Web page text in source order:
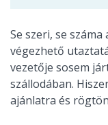
Se szeri, se
végezhető
vezetője sosem
szállodában.
ajánlatra és